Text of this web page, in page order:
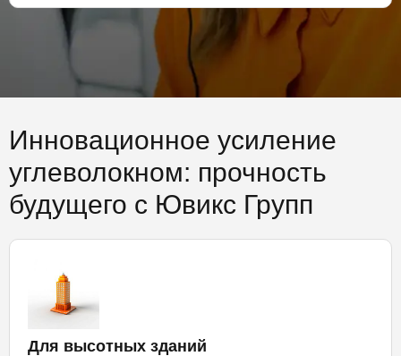
Инновационное усиление
углеволокном: прочность
будущего с Ювикс Групп
Для высотных зданий